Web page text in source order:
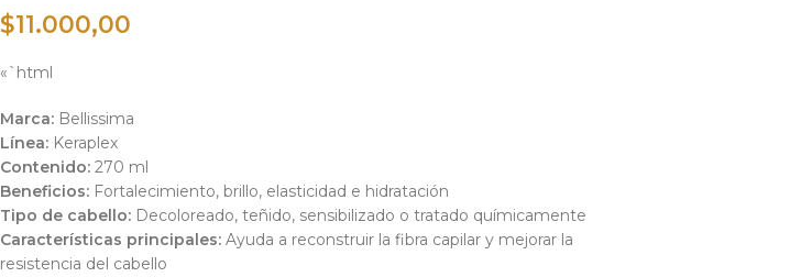
$11.000,00
«`html
Marca:Bellissima
Línea:Keraplex
Contenido:270 ml
Beneficios:Fortalecimiento, brillo, elasticidad e hidratación
Tipo de cabello:Decoloreado, teñido, sensibilizado o tratado químicamente
Características principales:Ayuda a reconstruir la fibra capilar y mejorar la
resistencia del cabello